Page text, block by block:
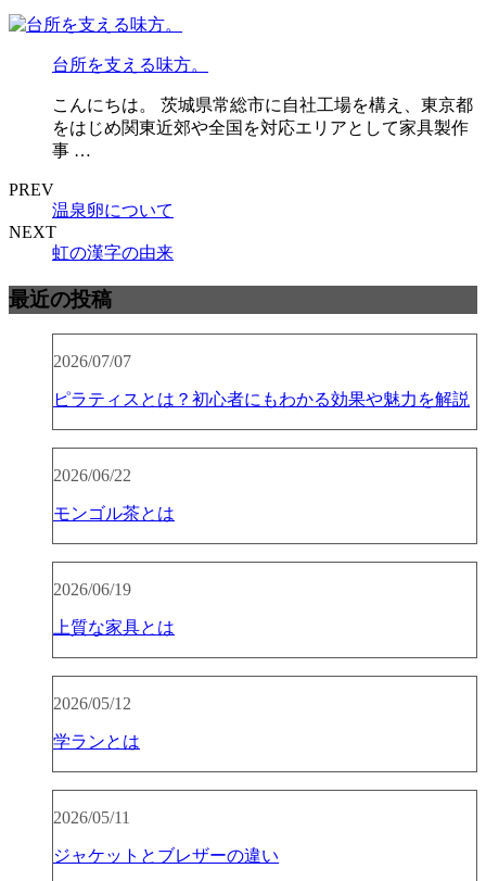
台所を支える味方。
こんにちは。 茨城県常総市に自社工場を構え、東京都
をはじめ関東近郊や全国を対応エリアとして家具製作
事 …
PREV
温泉卵について
NEXT
虹の漢字の由来
最近の投稿
2026/07/07
ピラティスとは？初心者にもわかる効果や魅力を解説
2026/06/22
モンゴル茶とは
2026/06/19
上質な家具とは
2026/05/12
学ランとは
2026/05/11
ジャケットとブレザーの違い